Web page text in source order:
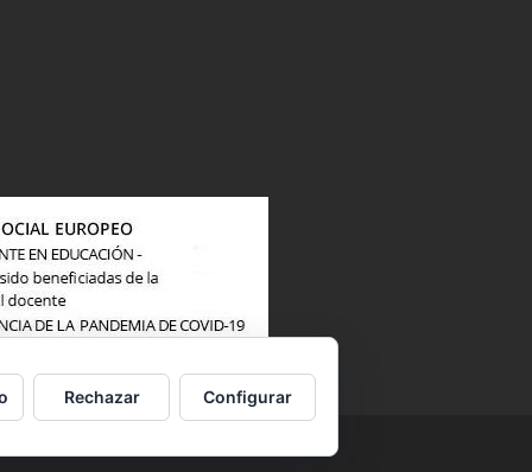
Rechazar Configurar